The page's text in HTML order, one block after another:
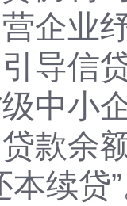
企业
导信
中小
款余
本续